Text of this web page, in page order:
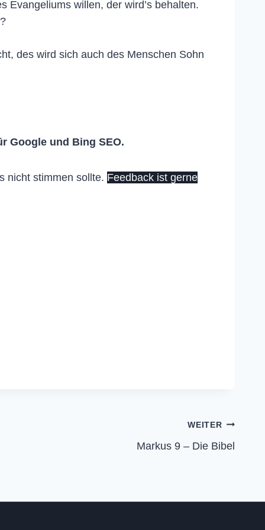
Evangeliums willen, der wird’s behalten.
des wird sich auch des Menschen Sohn
Google und Bing SEO.
nicht stimmen sollte. Feedback ist gerne
WEITER
Markus 9 – Die Bibel